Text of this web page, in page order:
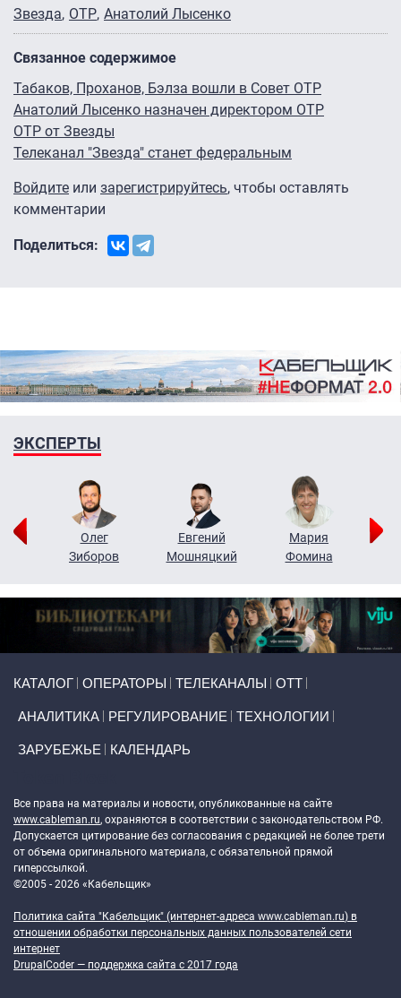
Звезда ОТР Анатолий Лысенко
Связанное содержимое
Табаков, Проханов, Бэлза вошли в Совет ОТР
Анатолий Лысенко назначен директором ОТР
ОТР от Звезды
Телеканал "Звезда" станет федеральным
Войдите или зарегистрируйтесь, чтобы оставлять
комментарии
Поделиться:
ЭКСПЕРТЫ
Олег
Зиборов
Евгений
Мошняцкий
Мария
Фомина
КАТАЛОГ ОПЕРАТОРЫ ТЕЛЕКАНАЛЫ ОТТ
АНАЛИТИКА РЕГУЛИРОВАНИЕ ТЕХНОЛОГИИ
ЗАРУБЕЖЬЕ КАЛЕНДАРЬ
Все права на материалы и новости, опубликованные на сайте
www.cableman.ru, охраняются в соответствии с законодательством РФ.
Допускается цитирование без согласования с редакцией не более трети
от объема оригинального материала, с обязательной прямой
гиперссылкой.
©2005 - 2026 «Кабельщик»
Политика сайта "Кабельщик" (интернет-адреса www.cableman.ru) в
отношении обработки персональных данных пользователей сети
интернет
DrupalCoder — поддержка сайта c 2017 года